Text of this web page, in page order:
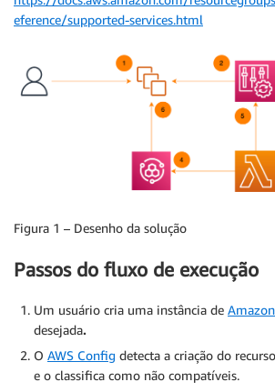
eference/supported-services.html
Figura 1 – Desenho da solução
Passos do fluxo de execução
Um usuário cria uma instância de
desejada.
O AWS Config detecta a criação do
e o classifica como não compatíveis.